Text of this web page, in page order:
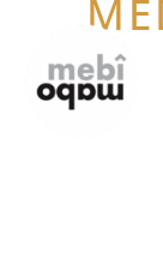
springen